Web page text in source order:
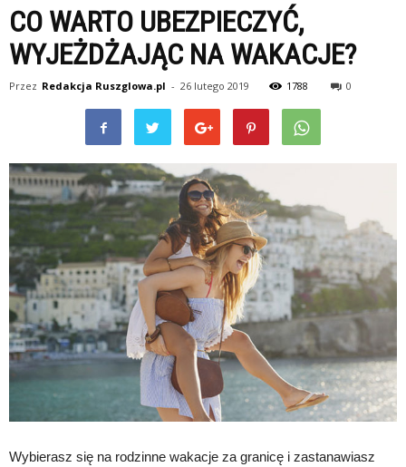
CO WARTO UBEZPIECZYĆ,
WYJEŻDŻAJĄC NA WAKACJE?
Przez Redakcja Ruszglowa.pl - 26 lutego 2019 1788 0
Wybierasz się na rodzinne wakacje za granicę i zastanawiasz